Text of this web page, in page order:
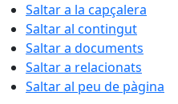
Saltar a la capçalera
Saltar al contingut
Saltar a documents
Saltar a relacionats
Saltar al peu de pàgina